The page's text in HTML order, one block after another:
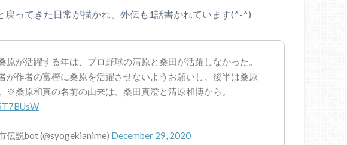
戻ってきた日常が描かれ、外伝も1話書かれています(^-^)
原が活躍する年は、プロ野球の清原と桑田が活躍しなかった。
が作者の富樫に桑原を活躍させないようお願いし、後半は桑原
※桑原和真の名前の由来は、桑田真澄と清原和博から。
伝説bot (@syogekianime) December 29, 2020